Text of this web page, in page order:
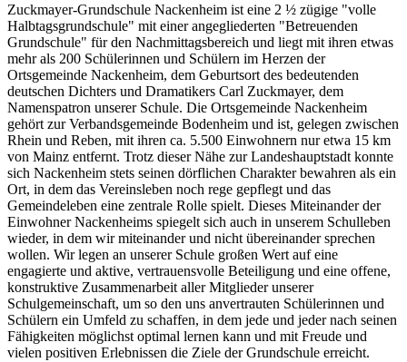
Zuckmayer-Grundschule Nackenheim ist eine 2 ½ zügige "volle
Halbtagsgrundschule" mit einer angegliederten "Betreuenden
Grundschule" für den Nachmittagsbereich und liegt mit ihren etwas
mehr als 200 Schülerinnen und Schülern im Herzen der
Ortsgemeinde Nackenheim, dem Geburtsort des bedeutenden
deutschen Dichters und Dramatikers Carl Zuckmayer, dem
Namenspatron unserer Schule. Die Ortsgemeinde Nackenheim
gehört zur Verbandsgemeinde Bodenheim und ist, gelegen zwischen
Rhein und Reben, mit ihren ca. 5.500 Einwohnern nur etwa 15 km
von Mainz entfernt. Trotz dieser Nähe zur Landeshauptstadt konnte
sich Nackenheim stets seinen dörflichen Charakter bewahren als ein
Ort, in dem das Vereinsleben noch rege gepflegt und das
Gemeindeleben eine zentrale Rolle spielt. Dieses Miteinander der
Einwohner Nackenheims spiegelt sich auch in unserem Schulleben
wieder, in dem wir miteinander und nicht übereinander sprechen
wollen. Wir legen an unserer Schule großen Wert auf eine
engagierte und aktive, vertrauensvolle Beteiligung und eine offene,
konstruktive Zusammenarbeit aller Mitglieder unserer
Schulgemeinschaft, um so den uns anvertrauten Schülerinnen und
Schülern ein Umfeld zu schaffen, in dem jede und jeder nach seinen
Fähigkeiten möglichst optimal lernen kann und mit Freude und
vielen positiven Erlebnissen die Ziele der Grundschule erreicht.